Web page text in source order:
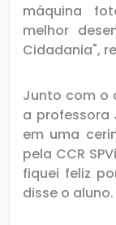
máquina
melhor
Cidadania",
Junto com o
a professora
em uma
pela CCR
fiquei feliz
disse o aluno.